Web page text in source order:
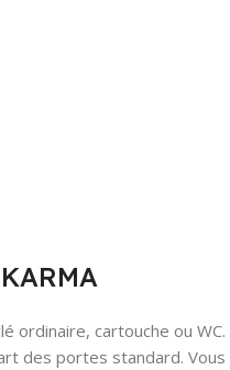
ordinaire, cartouche ou WC.
des portes standard. Vous